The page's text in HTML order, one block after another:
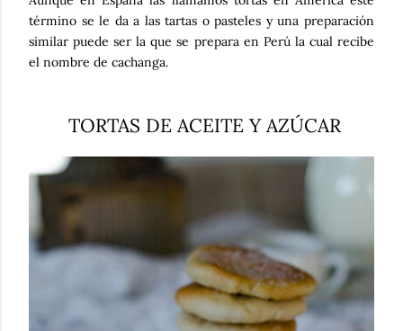
término se le da a las tartas o pasteles y una preparación
similar puede ser la que se prepara en Perú la cual recibe
el nombre de cachanga.
TORTAS DE ACEITE Y AZÚCAR